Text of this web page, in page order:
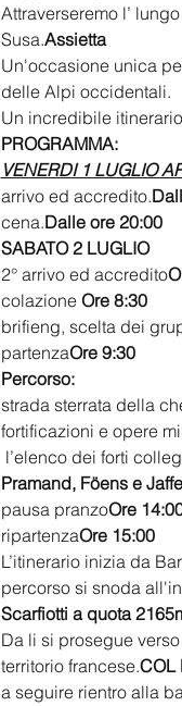
Attraverseremo l’
Susa.Assietta
Un'occasione unica
delle Alpi occidentali.
Un incredibile
PROGRAMMA:
VENERDI 1 LUGLIO
arrivo ed accredito.
cena.Dalle ore 20:00
SABATO 2 LUGLIO
2° arrivo ed accredito
colazione Ore 8:30
brifieng, scelta dei
partenzaOre 9:30
Percorso:
strada sterrata della
fortificazioni e opere
l’elenco dei forti
Pramand, Föens e
pausa pranzoOre
ripartenzaOre 15:00
L’itinerario inizia da
percorso si snoda
Scarfiotti a quota
Da li si prosegue
territorio francese.COL
a seguire rientro alla